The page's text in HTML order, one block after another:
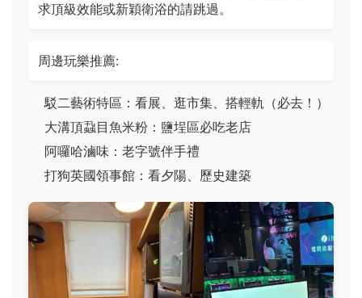
求頂級效能或新穎衛浴的請跳過。
周邊玩樂推薦:
駁二藝術特區：看展、逛市集、搭輕軌（必去！）
大溝頂蝨目魚米粉：鹽埕區必吃老店
阿囉哈滷味：老字號伴手禮
打狗英國領事館：看夕陽、歷史建築